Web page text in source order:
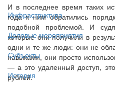
Инфраструктура
Деловые мероприятия
Субъекты
История
И в последнее время таких
года к ним обратились
подобной проблемой. И
которые они получили в
одни и те же люди: они не
навыками, они просто
— а это удаленный доступ,
рублей.